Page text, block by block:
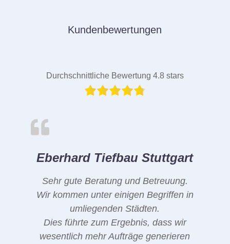
Kundenbewertungen
Durchschnittliche Bewertung 4.8 stars
Eberhard Tiefbau Stuttgart
Sehr gute Beratung und Betreuung.
Wir kommen unter einigen Begriffen in
umliegenden Städten.
Dies führte zum Ergebnis, dass wir
wesentlich mehr Aufträge generieren